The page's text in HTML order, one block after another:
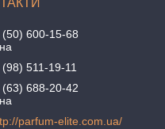
(50) 600-15-68
511-19-11
(63) 688-20-42
parfum-elite.com.ua/